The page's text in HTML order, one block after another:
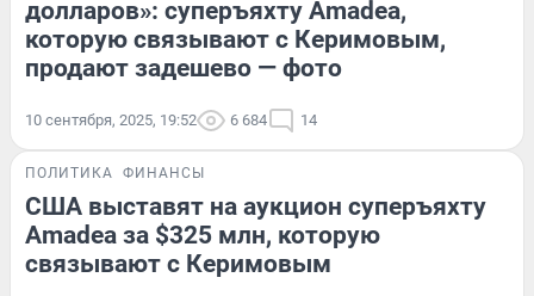
долларов»: суперъяхту Amadea,
которую связывают с Керимовым,
продают задешево — фото
10 сентября, 2025, 19:52 6 684 14
ПОЛИТИКА ФИНАНСЫ
США выставят на аукцион суперъяхту
Amadea за $325 млн, которую
связывают с Керимовым